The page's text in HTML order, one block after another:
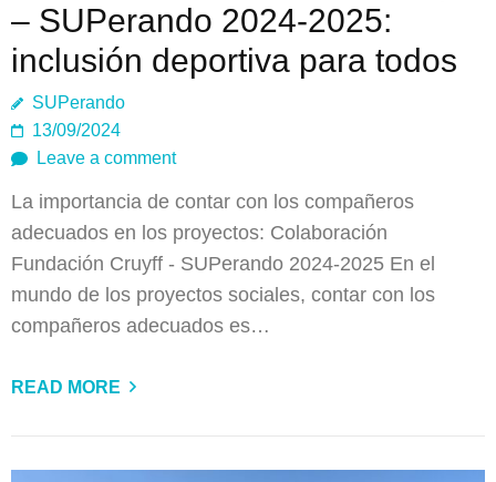
– SUPerando 2024-2025:
inclusión deportiva para todos
SUPerando
13/09/2024
Leave a comment
La importancia de contar con los compañeros
adecuados en los proyectos: Colaboración
Fundación Cruyff - SUPerando 2024-2025 En el
mundo de los proyectos sociales, contar con los
compañeros adecuados es…
READ MORE